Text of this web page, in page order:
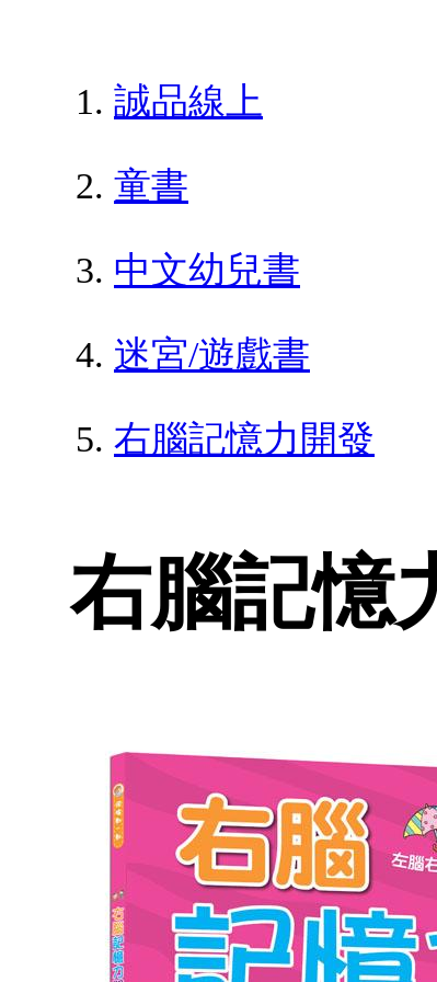
誠品線上
童書
中文幼兒書
迷宮/遊戲書
右腦記憶力開發
右腦記憶